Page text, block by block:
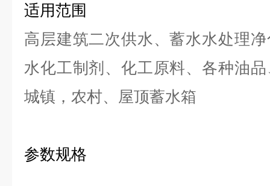
适用范围
高层建筑二次供水、蓄水水处理
水化工制剂、化工原料、各种油
城镇，农村、屋顶蓄水箱
参数规格